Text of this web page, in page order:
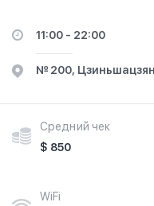
11:00 - 22:00
№ 200,
Средний чек
$ 850
WiFi